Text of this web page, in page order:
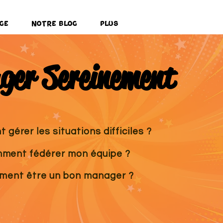
Notre Blog Plus
Sereinement
gérer les situations difficiles ?
fédérer mon équipe ?
être un bon manager ?